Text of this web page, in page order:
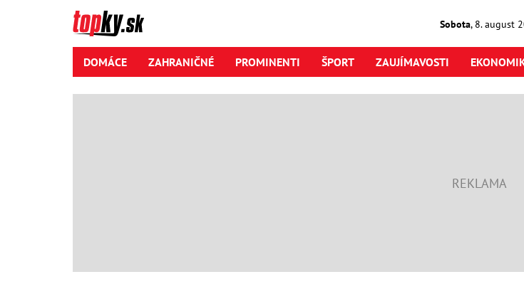
Sobota, 8. august
DOMÁCE ZAHRANIČNÉ PROMINENTI ŠPORT ZAUJÍMAVOSTI